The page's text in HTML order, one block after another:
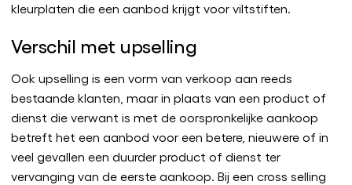
kleurplaten die een aanbod krijgt voor viltstiften.
Verschil met upselling
Ook upselling is een vorm van verkoop aan reeds
bestaande klanten, maar in plaats van een product of
dienst die verwant is met de oorspronkelijke aankoop
betreft het een aanbod voor een betere, nieuwere of in
veel gevallen een duurder product of dienst ter
vervanging van de eerste aankoop. Bij een cross selling